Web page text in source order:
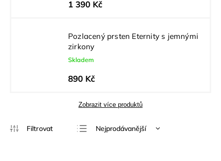
1 390 Kč
Pozlacený prsten Eternity s jemnými
zirkony
Skladem
890 Kč
Zobrazit více produktů
Nejprodávanější